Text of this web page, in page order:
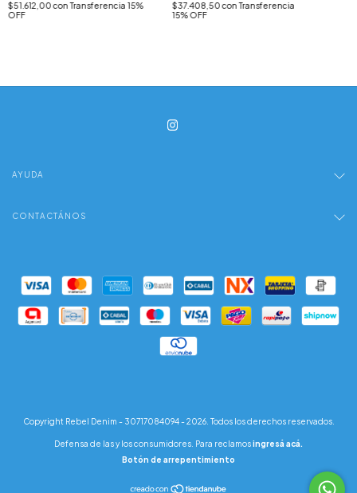
$51.612,00con Transferencia 15%
OFF
$37.408,50con Transferencia
15% OFF
AYUDA
CONTACTÁNOS
Copyright Rebel Denim - 30717084094 - 2026. Todos los derechos reservados.
Defensa de las y los consumidores. Para reclamosingresá acá.
Botón de arrepentimiento